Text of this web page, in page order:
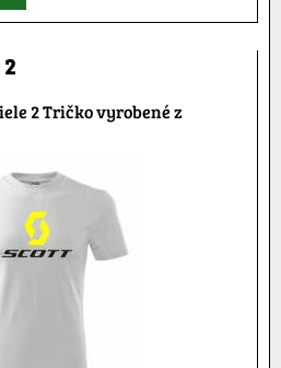
2 Tričko vyrobené z